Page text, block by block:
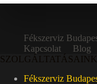
Fékszerviz
Kapcsolat
Blog
SZOLGÁLTATÁSAINK
Fékszerviz